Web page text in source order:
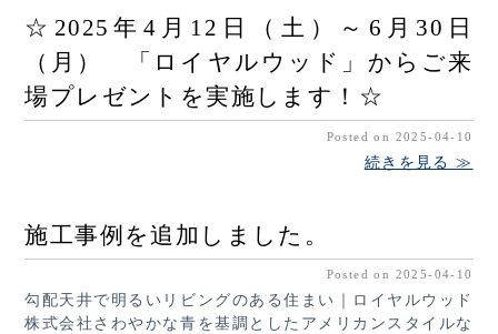
☆2025年4月12日（土）～6月30日
（月） 「ロイヤルウッド」からご来
場プレゼントを実施します！☆
Posted on 2025-04-10
続きを見る ≫
施工事例を追加しました。
Posted on 2025-04-10
勾配天井で明るいリビングのある住まい｜ロイヤルウッド
株式会社さわやかな青を基調としたアメリカンスタイルな